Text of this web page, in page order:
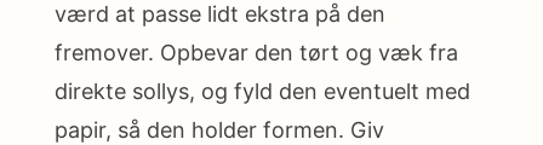
værd at passe lidt ekstra på den
fremover. Opbevar den tørt og væk fra
direkte sollys, og fyld den eventuelt med
papir, så den holder formen. Giv